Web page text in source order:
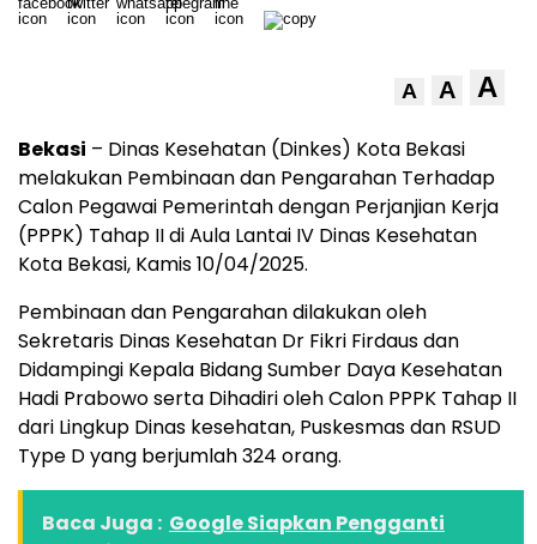
A A A
Bekasi – Dinas Kesehatan (Dinkes) Kota Bekasi
melakukan Pembinaan dan Pengarahan Terhadap
Calon Pegawai Pemerintah dengan Perjanjian Kerja
(PPPK) Tahap II di Aula Lantai IV Dinas Kesehatan
Kota Bekasi, Kamis 10/04/2025.
Pembinaan dan Pengarahan dilakukan oleh
Sekretaris Dinas Kesehatan Dr Fikri Firdaus dan
Didampingi Kepala Bidang Sumber Daya Kesehatan
Hadi Prabowo serta Dihadiri oleh Calon PPPK Tahap II
dari Lingkup Dinas kesehatan, Puskesmas dan RSUD
Type D yang berjumlah 324 orang.
Baca Juga : Google Siapkan Pengganti